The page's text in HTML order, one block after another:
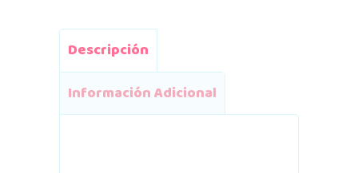
Descripción
Información Adicional